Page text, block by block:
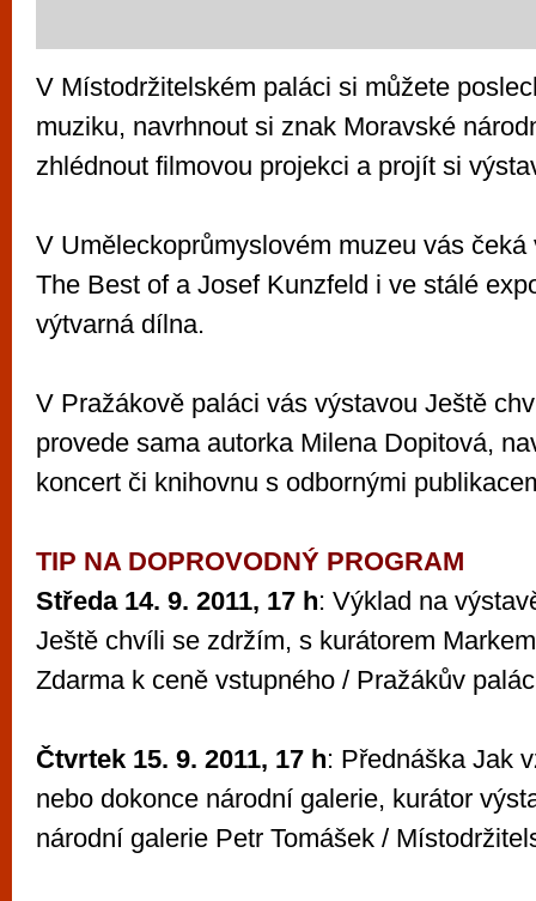
V Místodržitelském paláci si můžete
muziku, navrhnout si znak Moravské
zhlédnout filmovou projekci a projít si
V Uměleckoprůmyslovém muzeu vás
The Best of a Josef Kunzfeld i ve stálé
výtvarná dílna.
V Pražákově paláci vás výstavou Ještě
provede sama autorka Milena Dopitová,
koncert či knihovnu s odbornými
TIP NA DOPROVODNÝ PROGRAM
Středa 14. 9. 2011, 17 h: Výklad na
Ještě chvíli se zdržím, s kurátorem
Zdarma k ceně vstupného / Pražákův palác
Čtvrtek 15. 9. 2011, 17 h: Přednáška Jak
nebo dokonce národní galerie, kurátor
národní galerie Petr Tomášek /